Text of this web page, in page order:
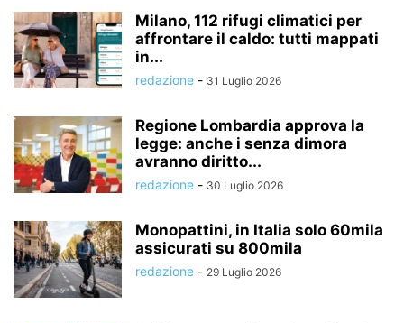
Milano, 112 rifugi climatici per
affrontare il caldo: tutti mappati
in...
redazione - 31 Luglio 2026
Regione Lombardia approva la
legge: anche i senza dimora
avranno diritto...
redazione - 30 Luglio 2026
Monopattini, in Italia solo 60mila
assicurati su 800mila
redazione - 29 Luglio 2026